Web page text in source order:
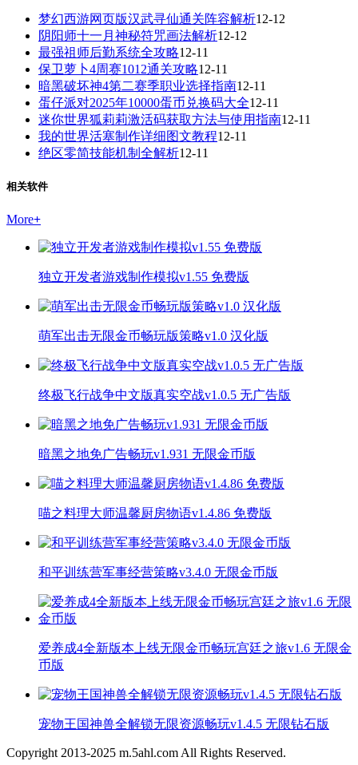
梦幻西游网页版汉武寻仙通关阵容解析12-12
阴阳师十一月神秘符咒画法解析12-12
最强祖师后勤系统全攻略12-11
保卫萝卜4周赛1012通关攻略12-11
暗黑破坏神4第二赛季职业选择指南12-11
蛋仔派对2025年10000蛋币兑换码大全12-11
迷你世界狐莉莉激活码获取方法与使用指南12-11
我的世界活塞制作详细图文教程12-11
绝区零简技能机制全解析12-11
相关软件
More+
独立开发者游戏制作模拟v1.55 免费版
萌军出击无限金币畅玩版策略v1.0 汉化版
终极飞行战争中文版真实空战v1.0.5 无广告版
暗黑之地免广告畅玩v1.931 无限金币版
喵之料理大师温馨厨房物语v1.4.86 免费版
和平训练营军事经营策略v3.4.0 无限金币版
爱养成4全新版本上线无限金币畅玩宫廷之旅v1.6 无限金
币版
宠物王国神兽全解锁无限资源畅玩v1.4.5 无限钻石版
Copyright 2013-2025 m.5ahl.com All Rights Reserved.